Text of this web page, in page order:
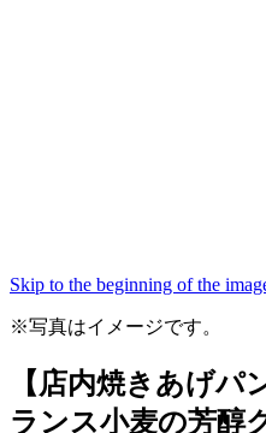
Skip to the beginning of the
※写真はイメージです。
【店内焼きあげパ
ランス小麦の芳醇